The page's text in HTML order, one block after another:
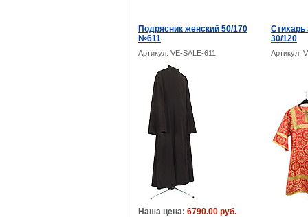
Подрясник женский 50/170
№611
Стихарь
30/120
Артикул: VE-SALE-611 Артикул:
Наша цена: 6790.00 руб.